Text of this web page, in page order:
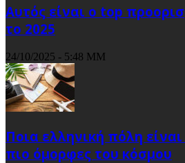
Αυτός είναι ο top
το 2025
24/10/2025 - 5:48 ΜΜ
Ποια ελληνική πόλη
πιο όμορφες του κόσμου